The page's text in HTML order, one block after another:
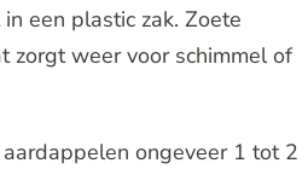
een plastic zak. Zoete
zorgt weer voor schimmel of
ongeveer 1 tot 2